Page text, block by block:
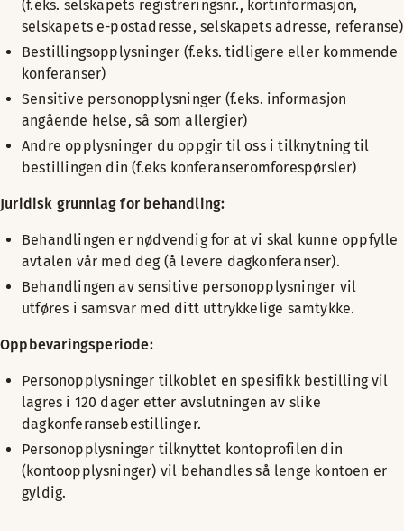
(f.eks. selskapets registreringsnr., kortinformasjon,
selskapets e-postadresse, selskapets adresse, referanse)
Bestillingsopplysninger (f.eks. tidligere eller kommende
konferanser)
Sensitive personopplysninger (f.eks. informasjon
angående helse, så som allergier)
Andre opplysninger du oppgir til oss i tilknytning til
bestillingen din (f.eks konferanseromforespørsler)
Juridisk grunnlag for behandling:
Behandlingen er nødvendig for at vi skal kunne oppfylle
avtalen vår med deg (å levere dagkonferanser).
Behandlingen av sensitive personopplysninger vil
utføres i samsvar med ditt uttrykkelige samtykke.
Oppbevaringsperiode:
Personopplysninger tilkoblet en spesifikk bestilling vil
lagres i 120 dager etter avslutningen av slike
dagkonferansebestillinger.
Personopplysninger tilknyttet kontoprofilen din
(kontoopplysninger) vil behandles så lenge kontoen er
gyldig.